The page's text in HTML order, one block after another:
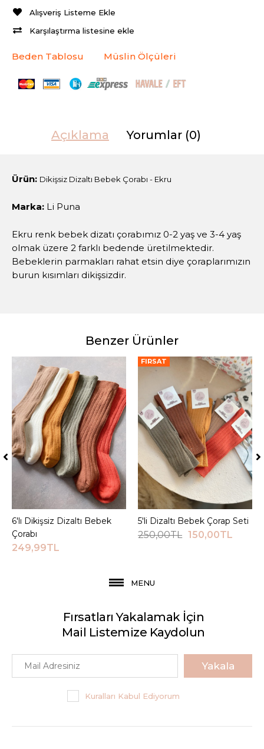
Alışveriş Listeme Ekle
Karşılaştırma listesine ekle
Beden Tablosu Müslin Ölçüleri
Açıklama Yorumlar (0)
Ürün: Dikişsiz Dizaltı Bebek Çorabı - Ekru
Marka: Li Puna
Ekru renk bebek dizatı çorabımız 0-2 yaş ve 3-4 yaş
olmak üzere 2 farklı bedende üretilmektedir.
Bebeklerin parmakları rahat etsin diye çoraplarımızın
burun kısımları dikişsizdir.
Benzer Ürünler
Sepete Ekle
6'lı Dikişsiz Dizaltı Bebek
Çorabı
249,99TL
FIRSAT
Sepete Ekle
5'li Dizaltı Bebek Çorap Seti
250,00TL 150,00TL
MENU
Fırsatları Yakalamak İçin
Mail Listemize Kaydolun
Yakala
Kuralları Kabul Ediyorum